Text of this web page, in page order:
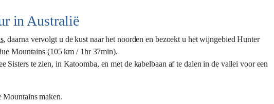
in Australië
, daarna vervolgt u de kust naar het noorden en bezoekt u het wijngebied Hunter
Mountains (105 km / 1hr 37min).
te zien, in Katoomba, en met de kabelbaan af te dalen in de vallei voor een
Mountains maken.